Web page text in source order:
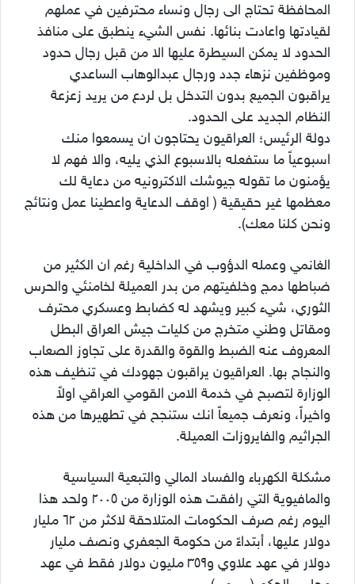
المحافظة تحتاج الى رجال ونساء محترفين في عملهم
لقيادتها واعادت بنائها. نفس الشيء ينطبق على منافذ
الحدود لا يمكن السيطرة عليها الا من قبل رجال حدود
وموظفين نزهاء جدد ورجال عبدالوهاب الساعدي
يراقبون الجميع بدون التدخل بل لردع من يريد زعزعة
النظام الجديد على الحدود.
دولة الرئيس؛ العراقيون يحتاجون ان يسمعوا منك
اسبوعياً ما ستفعله بالاسبوع الذي يليه، والا فهم لا
يؤمنون ما تقوله جيوشك الاكترونيه من دعاية لك
معظمها غير حقيقية ( اوقف الدعاية واعطينا عمل ونتائج
ونحن كلنا معك).
الغانمي وعمله الدؤوب في الداخلية رغم ان الكثير من
ضباطها دمج وخلفيتهم من بدر العميلة لخامنئي والحرس
الثوري، شيء كبير ويشهد له كضابط وعسكري محترف
ومقاتل وطني متخرج من كليات جيش العراق البطل
المعروف عنه الضبط والقوة والقدرة على تجاوز الصعاب
والنجاح بها. العراقيون يراقبون جهودك في تنظيف هذه
الوزارة لتصبح في خدمة الامن القومي العراقي اولاً
واخيراً، ونعرف جميعاً انك ستنجح في تطهيرها من هذه
الجراثيم والفايروزات العميلة.
مشكلة الكهرباء والفساد المالي والتبعية السياسية
والمافيوية التي رافقت هذه الوزارة من ٢٠٠٥ ولحد هذا
اليوم رغم صرف الحكومات المتلاحقة لاكثر من ٦٢ مليار
دولار عليها، أبتداءً من حكومة الجعفري ونصف مليار
دولار في عهد علاوي و٣٥٩ مليون دولار فقط في عهد